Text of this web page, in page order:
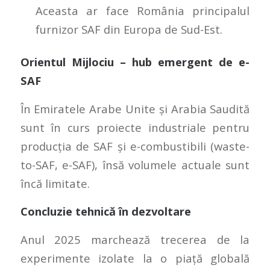
Aceasta ar face România principalul
furnizor SAF din Europa de Sud-Est.
Orientul Mijlociu – hub emergent de e-
SAF
În Emiratele Arabe Unite și Arabia Saudită
sunt în curs proiecte industriale pentru
producția de SAF și e-combustibili (waste-
to-SAF, e-SAF), însă volumele actuale sunt
încă limitate.
Concluzie tehnică în dezvoltare
Anul 2025 marchează trecerea de la
experimente izolate la o piață globală